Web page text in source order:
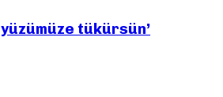
yüzümüze tükürsün’